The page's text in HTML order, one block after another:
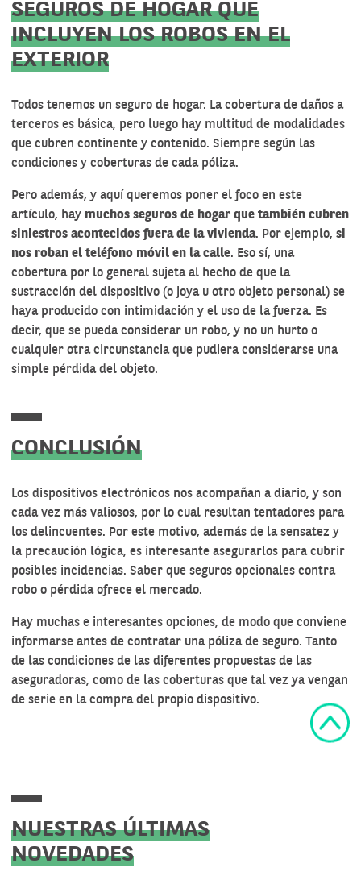
SEGUROS DE HOGAR QUE
INCLUYEN LOS ROBOS EN EL
EXTERIOR
Todos tenemos un seguro de hogar. La cobertura de daños a
terceros es básica, pero luego hay multitud de modalidades
que cubren continente y contenido. Siempre según las
condiciones y coberturas de cada póliza.
Pero además, y aquí queremos poner el foco en este
artículo, hay muchos seguros de hogar que también cubren
siniestros acontecidos fuera de la vivienda. Por ejemplo, si
nos roban el teléfono móvil en la calle. Eso sí, una
cobertura por lo general sujeta al hecho de que la
sustracción del dispositivo (o joya u otro objeto personal) se
haya producido con intimidación y el uso de la fuerza. Es
decir, que se pueda considerar un robo, y no un hurto o
cualquier otra circunstancia que pudiera considerarse una
simple pérdida del objeto.
CONCLUSIÓN
Los dispositivos electrónicos nos acompañan a diario, y son
cada vez más valiosos, por lo cual resultan tentadores para
los delincuentes. Por este motivo, además de la sensatez y
la precaución lógica, es interesante asegurarlos para cubrir
posibles incidencias. Saber que seguros opcionales contra
robo o pérdida ofrece el mercado.
Hay muchas e interesantes opciones, de modo que conviene
informarse antes de contratar una póliza de seguro. Tanto
de las condiciones de las diferentes propuestas de las
aseguradoras, como de las coberturas que tal vez ya vengan
de serie en la compra del propio dispositivo.
NUESTRAS ÚLTIMAS
NOVEDADES